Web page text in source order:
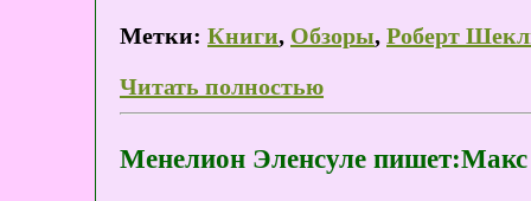
Метки: Книги, Обзоры, Роберт
Читать полностью
Менелион Эленсуле